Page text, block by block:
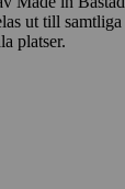
ut till
platser.